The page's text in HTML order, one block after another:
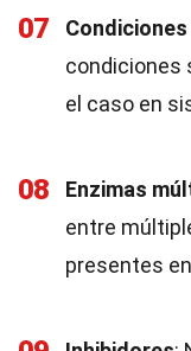
07
condiciones
el caso en
08 Enzimas
entre
presentes